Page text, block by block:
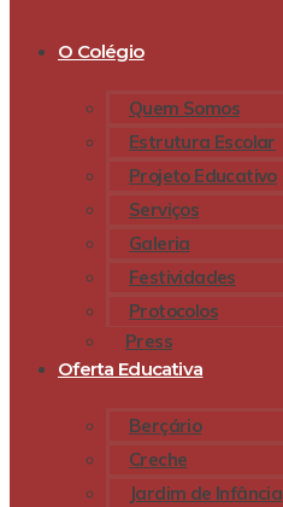
O Colégio
Quem Somos
Estrutura Escolar
Projeto Educativo
Serviços
Galeria
Festividades
Protocolos
Press
Oferta Educativa
Berçário
Creche
Jardim de Infância